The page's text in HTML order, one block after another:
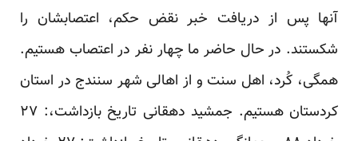
آنها پس از دریافت خبر نقض حکم، اعتصابشان را
شکستند. در حال حاضر ما چهار نفر در اعتصاب هستیم.
همگی، کُرد، اهل سنت و از اهالی شهر سنندج در استان
کردستان هستیم. جمشید دهقانی تاریخ بازداشت،: ۲۷